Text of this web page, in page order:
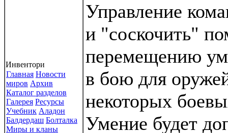
Инвентори
Главная Новости
миров Архив
Каталог разделов
Галерея Ресурсы
Учебник Аладон
Балдердаш Болталка
Миры и кланы
Управление
и "соскочить"
перемещению
в бою для
некоторых
Умение будет